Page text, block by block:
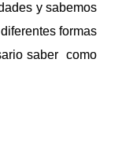
y sabemos
formas
saber como